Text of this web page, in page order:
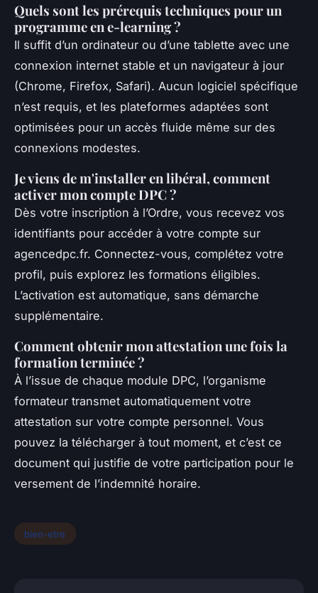
Quels sont les prérequis techniques pour un
programme en e-learning ?
Il suffit d’un ordinateur ou d’une tablette avec une
connexion internet stable et un navigateur à jour
(Chrome, Firefox, Safari). Aucun logiciel spécifique
n’est requis, et les plateformes adaptées sont
optimisées pour un accès fluide même sur des
connexions modestes.
Je viens de m'installer en libéral, comment
activer mon compte DPC ?
Dès votre inscription à l’Ordre, vous recevez vos
identifiants pour accéder à votre compte sur
agencedpc.fr. Connectez-vous, complétez votre
profil, puis explorez les formations éligibles.
L’activation est automatique, sans démarche
supplémentaire.
Comment obtenir mon attestation une fois la
formation terminée ?
À l’issue de chaque module DPC, l’organisme
formateur transmet automatiquement votre
attestation sur votre compte personnel. Vous
pouvez la télécharger à tout moment, et c’est ce
document qui justifie de votre participation pour le
versement de l’indemnité horaire.
bien-etre